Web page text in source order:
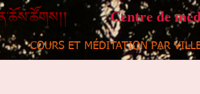
Centre de
COURS ET MÉDITATION PAR